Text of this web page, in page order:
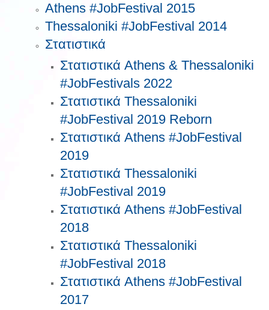
Athens #JobFestival 2015
Thessaloniki #JobFestival 2014
Στατιστικά
Στατιστικά Athens & Thessaloniki
#JobFestivals 2022
Στατιστικά Thessaloniki
#JobFestival 2019 Reborn
Στατιστικά Athens #JobFestival
2019
Στατιστικά Thessaloniki
#JobFestival 2019
Στατιστικά Athens #JobFestival
2018
Στατιστικά Thessaloniki
#JobFestival 2018
Στατιστικά Athens #JobFestival
2017